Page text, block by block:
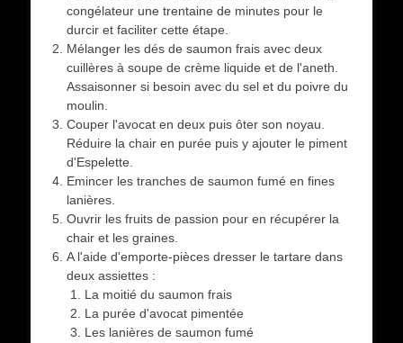
congélateur une trentaine de minutes pour le
durcir et faciliter cette étape.
Mélanger les dés de saumon frais avec deux
cuillères à soupe de crème liquide et de l'aneth.
Assaisonner si besoin avec du sel et du poivre du
moulin.
Couper l'avocat en deux puis ôter son noyau.
Réduire la chair en purée puis y ajouter le piment
d'Espelette.
Emincer les tranches de saumon fumé en fines
lanières.
Ouvrir les fruits de passion pour en récupérer la
chair et les graines.
A l'aide d'emporte-pièces dresser le tartare dans
deux assiettes :
La moitié du saumon frais
La purée d'avocat pimentée
Les lanières de saumon fumé